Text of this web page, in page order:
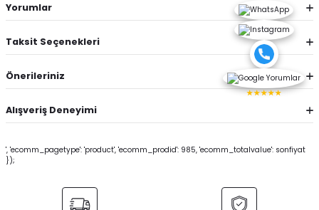
Yorumlar
Taksit Seçenekleri
Önerileriniz
Alışveriş Deneyimi
', 'ecomm_pagetype': 'product', 'ecomm_prodid': 985, 'ecomm_totalvalue': sonfiyat
});
★★★★★